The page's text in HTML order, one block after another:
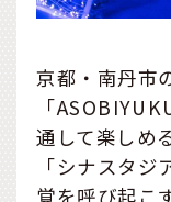
京都・南丹市
「
通して楽しめ
「シナスタ
覚を呼び起こ